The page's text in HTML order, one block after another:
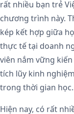
rất nhiều bạn trẻ
chương trình này.
kép kết hợp giữa
thực tế tại doanh
viên nắm vững
tích lũy kinh
trong thời gian học.
Hiện nay, có rất